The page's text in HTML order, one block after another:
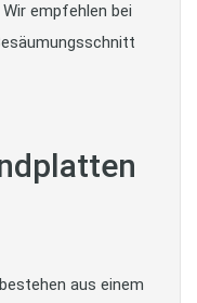
Wir empfehlen bei
aus einem